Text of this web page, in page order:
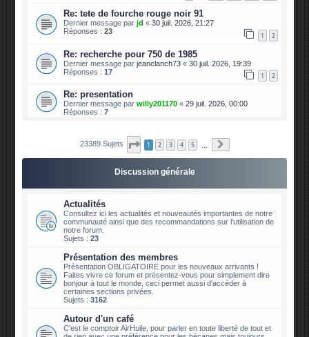
Re: tete de fourche rouge noir 91
Dernier message parjd «30 juil. 2026, 21:27
Réponses :23 1 2
Re: recherche pour 750 de 1985
Dernier message parjeanclanch73 «30 juil. 2026, 19:39
Réponses :17 1 2
Re: presentation
Dernier message parwilly201170 «29 juil. 2026, 00:00
Réponses :7
23389 Sujets Page 1sur2339
1 2 3 4 5
Discussion générale
Actualités
Consultez ici les actualités et nouveautés importantes de notre
communauté ainsi que des recommandations sur l'utilisation de
notre forum.
Sujets :23
Présentation des membres
Présentation OBLIGATOIRE pour les nouveaux arrivants !
Faites vivre ce forum et présentez-vous pour simplement dire
bonjour à tout le monde, ceci permet aussi d'accéder à
certaines sections privées.
Sujets :3162
Autour d'un café
C'est le comptoir AirHuile, pour parler en toute liberté de tout et